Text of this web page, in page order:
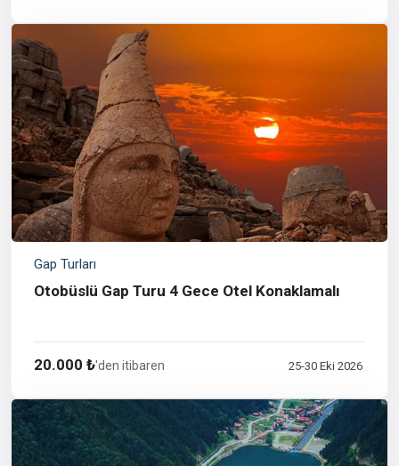
Gap Turları
Otobüslü Gap Turu 4 Gece Otel Konaklamalı
20.000 ₺'den itibaren 25-30 Eki 2026